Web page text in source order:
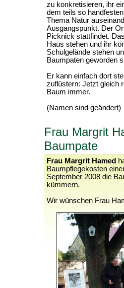
zu konkretisieren, ihr
dem teils so
Thema Natur
Ausgangspunkt. Der
Picknick stattfindet.
Haus stehen und ihr
Schulgelände stehen
Baumpaten geworden
Er kann einfach dort
zuflüstern: Jetzt gleich
Baum immer.
(Namen sind geändert)
Frau Margrit
Baumpate
Frau Margrit Hamed
Baumpflegekosten
September 2008 die
kümmern.
Wir wünschen Frau